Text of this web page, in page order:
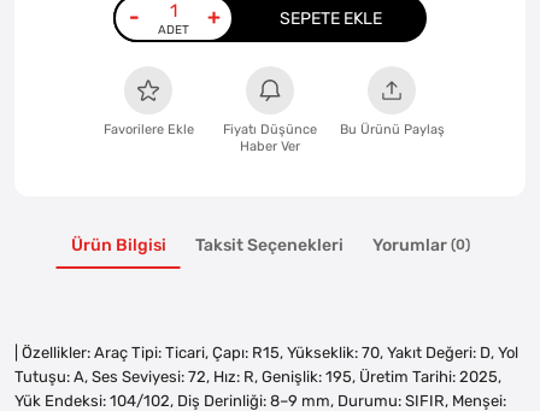
- + SEPETE EKLE
Favorilere Ekle
Fiyatı Düşünce
Haber Ver
Bu Ürünü Paylaş
Ürün Bilgisi Taksit Seçenekleri Yorumlar (0)
| Özellikler: Araç Tipi: Ticari, Çapı: R15, Yükseklik: 70, Yakıt Değeri: D, Yol
Tutuşu: A, Ses Seviyesi: 72, Hız: R, Genişlik: 195, Üretim Tarihi: 2025,
Yük Endeksi: 104/102, Diş Derinliği: 8–9 mm, Durumu: SIFIR, Menşei: